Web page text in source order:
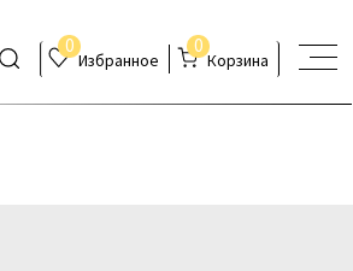
Избранное Корзина